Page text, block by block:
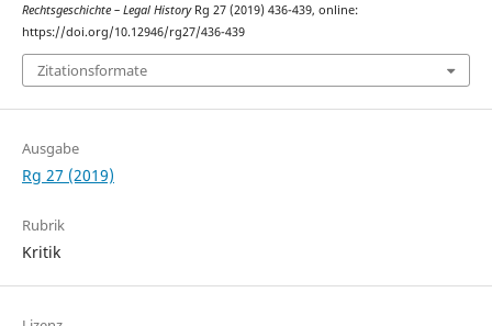
Rechtsgeschichte – Legal HistoryRg 27 (2019) 436-439, online:
https://doi.org/10.12946/rg27/436-439
Zitationsformate
Ausgabe
Rg 27 (2019)
Rubrik
Kritik